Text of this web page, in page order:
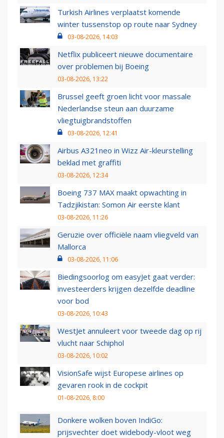
Turkish Airlines verplaatst komende
winter tussenstop op route naar Sydney
03-08-2026, 14:03
Netflix publiceert nieuwe documentaire
over problemen bij Boeing
03-08-2026, 13:22
Brussel geeft groen licht voor massale
Nederlandse steun aan duurzame
vliegtuigbrandstoffen
03-08-2026, 12:41
Airbus A321neo in Wizz Air-kleurstelling
beklad met graffiti
03-08-2026, 12:34
Boeing 737 MAX maakt opwachting in
Tadzjikistan: Somon Air eerste klant
03-08-2026, 11:26
Geruzie over officiële naam vliegveld van
Mallorca
03-08-2026, 11:06
Biedingsoorlog om easyJet gaat verder:
investeerders krijgen dezelfde deadline
voor bod
03-08-2026, 10:43
WestJet annuleert voor tweede dag op rij
vlucht naar Schiphol
03-08-2026, 10:02
VisionSafe wijst Europese airlines op
gevaren rook in de cockpit
01-08-2026, 8:00
Donkere wolken boven IndiGo:
prijsvechter doet widebody-vloot weg